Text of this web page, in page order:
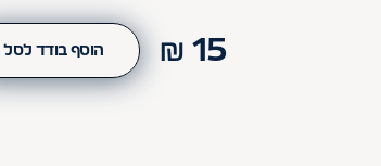
15
₪ הוסף בודד לסל